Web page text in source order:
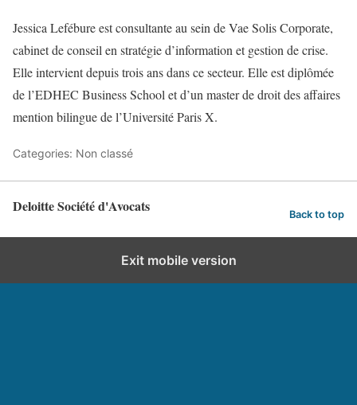
Jessica Lefébure est consultante au sein de Vae Solis Corporate,
cabinet de conseil en stratégie d’information et gestion de crise.
Elle intervient depuis trois ans dans ce secteur. Elle est diplômée
de l’EDHEC Business School et d’un master de droit des affaires
mention bilingue de l’Université Paris X.
Categories: Non classé
Deloitte Société d'Avocats Back to top
Exit mobile version